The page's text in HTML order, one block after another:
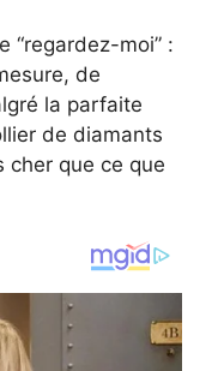
“regardez-moi” :
de
la parfaite
de diamants
cher que ce que